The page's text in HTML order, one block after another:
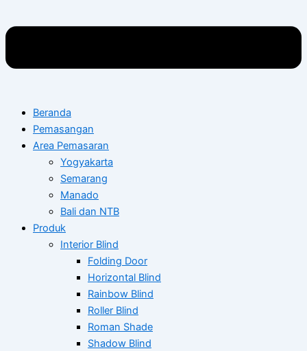
Beranda
Pemasangan
Area Pemasaran
Yogyakarta
Semarang
Manado
Bali dan NTB
Produk
Interior Blind
Folding Door
Horizontal Blind
Rainbow Blind
Roller Blind
Roman Shade
Shadow Blind